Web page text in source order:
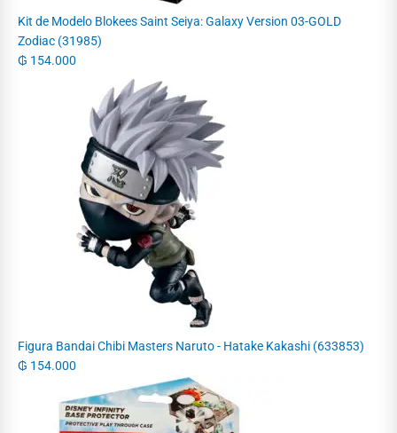
Kit de Modelo Blokees Saint Seiya: Galaxy Version 03-GOLD
Zodiac (31985)
₲ 154.000
Figura Bandai Chibi Masters Naruto - Hatake Kakashi (633853)
₲ 154.000